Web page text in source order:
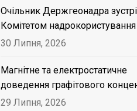
Очільник Держгеонадра
Комітетом надрокористування
30 Липня, 2026
Магнітне та електростатичне
доведення графітового
29 Липня, 2026